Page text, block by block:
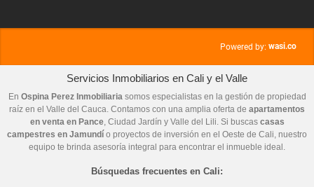
Powered by: wasi.co
Servicios Inmobiliarios en Cali y el Valle
En Ospina Perez Inmobiliariasomos especialistas en la gestión de propiedad
raíz en el Valle del Cauca. Contamos con una amplia oferta de apartamentos
en venta en Pance, Ciudad Jardín y Valle del Lili. Si buscas casas
campestres en Jamundí o proyectos de inversión en el Oeste de Cali, nuestro
equipo te brinda asesoría integral para encontrar el inmueble ideal.
Búsquedas frecuentes en Cali: